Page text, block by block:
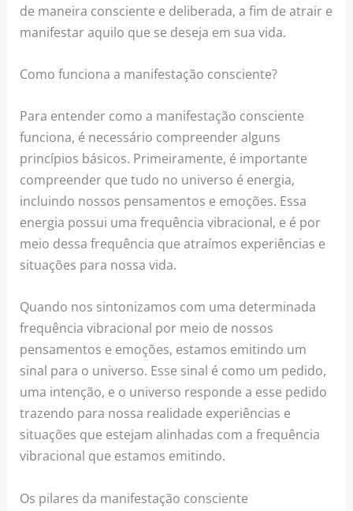
de maneira consciente e deliberada, a fim de atrair e
manifestar aquilo que se deseja em sua vida.
Como funciona a manifestação consciente?
Para entender como a manifestação consciente
funciona, é necessário compreender alguns
princípios básicos. Primeiramente, é importante
compreender que tudo no universo é energia,
incluindo nossos pensamentos e emoções. Essa
energia possui uma frequência vibracional, e é por
meio dessa frequência que atraímos experiências e
situações para nossa vida.
Quando nos sintonizamos com uma determinada
frequência vibracional por meio de nossos
pensamentos e emoções, estamos emitindo um
sinal para o universo. Esse sinal é como um pedido,
uma intenção, e o universo responde a esse pedido
trazendo para nossa realidade experiências e
situações que estejam alinhadas com a frequência
vibracional que estamos emitindo.
Os pilares da manifestação consciente